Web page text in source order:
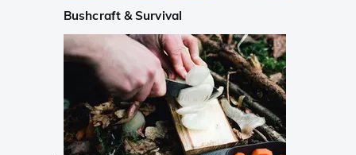
Bushcraft & Survival